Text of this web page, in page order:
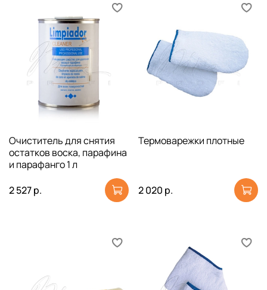
Очиститель для снятия
остатков воска, парафина
и парафанго 1 л
2 527 р.
Термоварежки плотные
2 020 р.